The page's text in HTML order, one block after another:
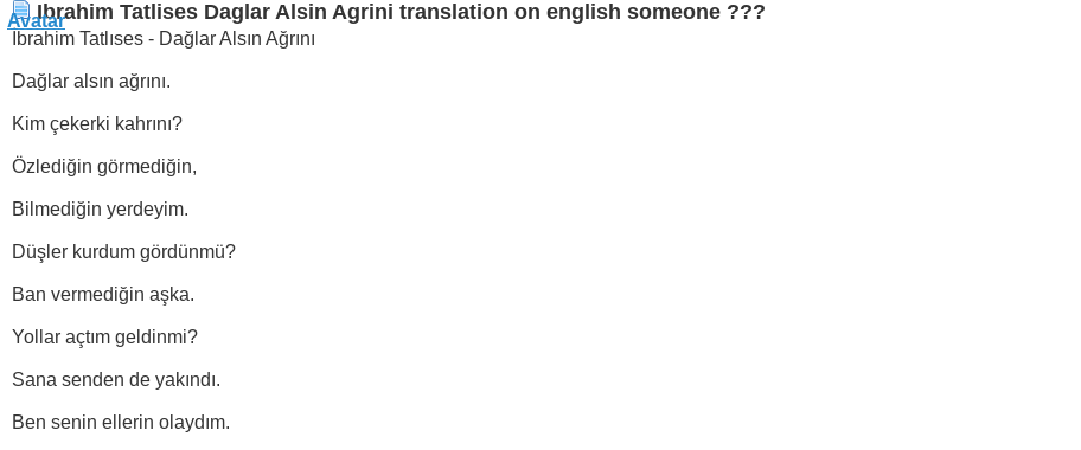
Ibrahim Tatlises Daglar Alsin Agrini translation on english someone ???
İbrahim Tatlıses - Dağlar Alsın Ağrını
Dağlar alsın ağrını.
Kim çekerki kahrını?
Özlediğin görmediğin,
Bilmediğin yerdeyim.
Düşler kurdum gördünmü?
Ban vermediğin aşka.
Yollar açtım geldinmi?
Sana senden de yakındı.
Ben senin ellerin olaydım.